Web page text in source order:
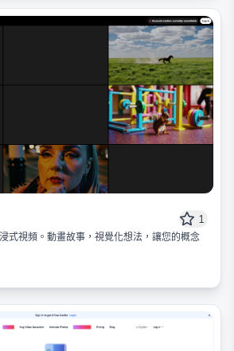
1
式視頻。動畫故事，視覺化想法，讓您的概念